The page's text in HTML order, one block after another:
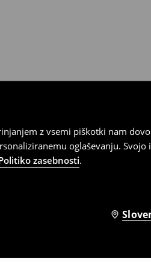
z vsemi piškotki nam
oglaševanju. Svojo
zasebnosti.